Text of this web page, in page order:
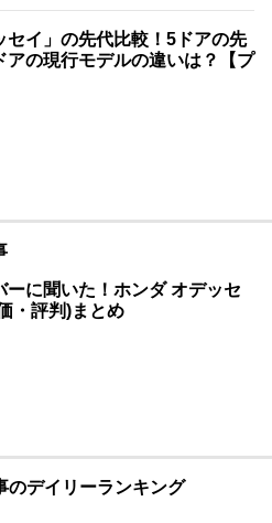
セイ」の先代比較！5ドアの先
アの現行モデルの違いは？【プ
ーに聞いた！ホンダ オデッセ
・評判)まとめ
のデイリーランキング